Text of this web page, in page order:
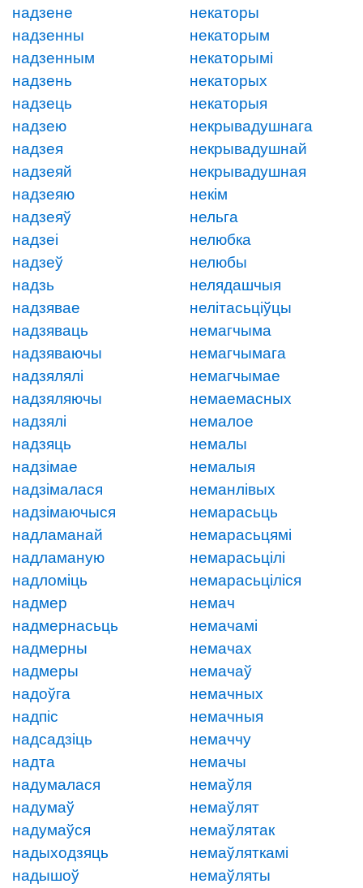
надзене
надзенны
надзенным
надзень
надзець
надзею
надзея
надзеяй
надзеяю
надзеяў
надзеі
надзеў
надзь
надзявае
надзяваць
надзяваючы
надзялялі
надзяляючы
надзялі
надзяць
надзімае
надзімалася
надзімаючыся
надламанай
надламаную
надломіць
надмер
надмернасьць
надмерны
надмеры
надоўга
надпіс
надсадзіць
надта
надумалася
надумаў
надумаўся
надыходзяць
надышоў
некаторы
некаторым
некаторымі
некаторых
некаторыя
некрывадушнага
некрывадушнай
некрывадушная
некім
нельга
нелюбка
нелюбы
нелядашчыя
нелітасьціўцы
немагчыма
немагчымага
немагчымае
немаемасных
немалое
немалы
немалыя
неманлівых
немарасьць
немарасьцямі
немарасьцілі
немарасьціліся
немач
немачамі
немачах
немачаў
немачных
немачныя
немаччу
немачы
немаўля
немаўлят
немаўлятак
немаўляткамі
немаўляты